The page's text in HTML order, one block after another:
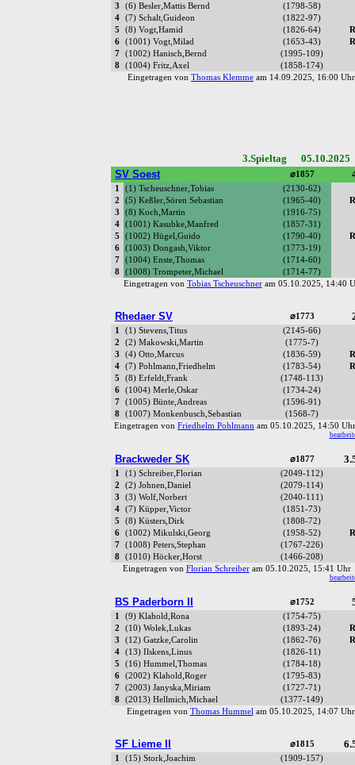
3 (6) Besler,Mattis Bernd (1798-58)
4
(7) Schalt,Guideon (1822-97)
5
(8) Vogt,Hamid (1826-64)
6
(1001) Vogt,Milad (1653-43)
7
(1002) Hanisch,Bernd (1995-109)
8
(1004) Fritz,Axel (1858-174)
Eingetragen von Thomas Klemme am 14.09.2025, 16:00
3.Spieltag
SV Soest
⌀1857
1 (1) Tscheuschner,Tobias (2130-62)
2
(5) Keßler,Sören Sebastian (1965-40)
3
(8) Koch,Martin (1916-75)
4
(1001) Kasubke,Manfred (1857-31)
5
(1002) Hügel,Guido (1790-40)
6
(1003) Dongash,Viktor (1773-19)
7
(1004) Enste,Thomas (1714-60)
8
(1008) Trompeter,Michael (1714-77)
Eingetragen von Tobias Tscheuschneram 05.10.2025, 14:40
Rhedaer SV ⌀1773
1 (1) Stevens,Titus (2145-66)
2
(2) Makowski,Martin (1775-7)
3
(4) Otto,Marcus (1836-59)
4
(7) Pohlmann,Friedhelm (1783-54)
5
(8) Erfeldt,Frank (1748-113)
6
(1004) Merle,Oskar (1734-24)
7
(1005) Bünte,Andreas (1596-91)
8
(1007) Monkenbusch,Sebastian (1568-7)
Eingetragen von Friedhelm Pohlmann am 05.10.2025, 14:50
Brackweder SK ⌀1877
1 (1) Schreiber,Florian (2049-112)
2
(2) Johnen,Daniel (2079-114)
3
(3) Wolf,Norbert (2040-111)
4
(7) Küpper,Victor (1851-73)
5
(8) Küsters,Dirk (1808-72)
6
(1002) Mikulski,Georg (1958-52)
7
(1008) Peters,Stephan (1767-226)
8
(1010) Höcker,Horst (1466-208)
Eingetragen von Florian Schreiberam 05.10.2025, 15:41
BS Paderborn II ⌀1752
1 (9) Klahold,Rona
(1754-75)
2
(10) Wolek,Lukas (1893-24)
3
(12) Gatzke,Carolin (1862-76)
4
(13) Ilskens,Linus (1826-11)
5
(16) Hummel,Thomas (1784-18)
6
(2002) Klahold,Roger (1795-83)
7
(2003) Janyska,Miriam (1727-71)
8
(2013) Hellmich,Michael (1377-149)
Eingetragen von Thomas Hummelam 05.10.2025, 14:07
SF Lieme II ⌀1815
1 (15) Stork,Joachim (1909-157)